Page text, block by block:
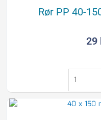
Rør PP 40-
29
Rør
PP
40-
1500mm